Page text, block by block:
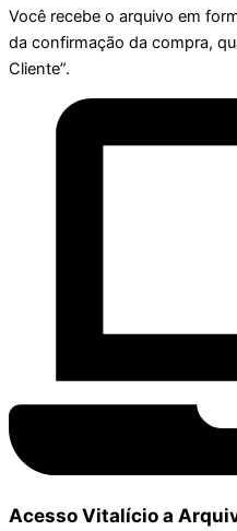
Você recebe o arquivo em
da confirmação da compra,
Cliente”.
Acesso Vitalício a